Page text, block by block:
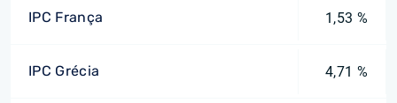
IPC França 1,53 %
IPC Grécia 4,71 %